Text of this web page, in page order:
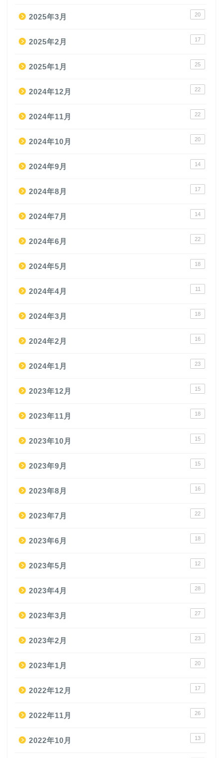
2025年3月 20
2025年2月 17
2025年1月 25
2024年12月 22
2024年11月 22
2024年10月 20
2024年9月 14
2024年8月 17
2024年7月 14
2024年6月 22
2024年5月 18
2024年4月 11
2024年3月 18
2024年2月 16
2024年1月 23
2023年12月 15
2023年11月 18
2023年10月 15
2023年9月 15
2023年8月 16
2023年7月 22
2023年6月 18
2023年5月 12
2023年4月 28
2023年3月 27
2023年2月 23
2023年1月 20
2022年12月 17
2022年11月 26
2022年10月 13